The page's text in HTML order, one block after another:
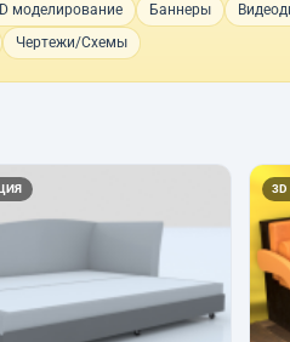
моделирование Баннеры
Чертежи/Схемы